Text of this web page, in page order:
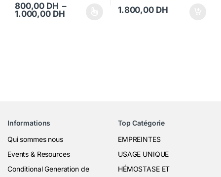
800,00 DH –
1.000,00 DHPlage de prix : 800,00 DH à 1.000,00
Ce produit a plusieurs variations. Les options peuvent être
1.800,00 DH
Informations
Qui sommes nous
Events & Resources
Conditional Generation de
Top Catégorie
EMPREINTES
USAGE UNIQUE
HÉMOSTASE ET